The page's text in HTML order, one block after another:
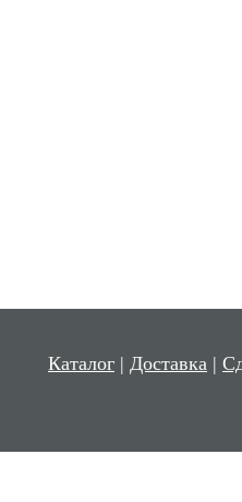
Каталог | Доставка |